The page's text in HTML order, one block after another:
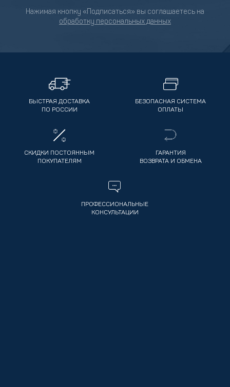
Нажимая кнопку «Подписаться» вы соглашаетесь на
обработку персональных данных
БЫСТРАЯ ДОСТАВКА
ПО РОССИИ
БЕЗОПАСНАЯ СИСТЕМА
ОПЛАТЫ
СКИДКИ ПОСТОЯННЫМ
ПОКУПАТЕЛЯМ
ГАРАНТИЯ
ВОЗВРАТА И ОБМЕНА
ПРОФЕССИОНАЛЬНЫЕ
КОНСУЛЬТАЦИИ